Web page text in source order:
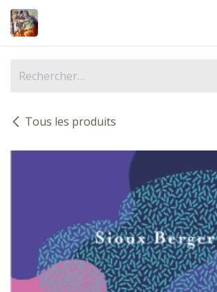
Se rendre au contenu
Tous les produits